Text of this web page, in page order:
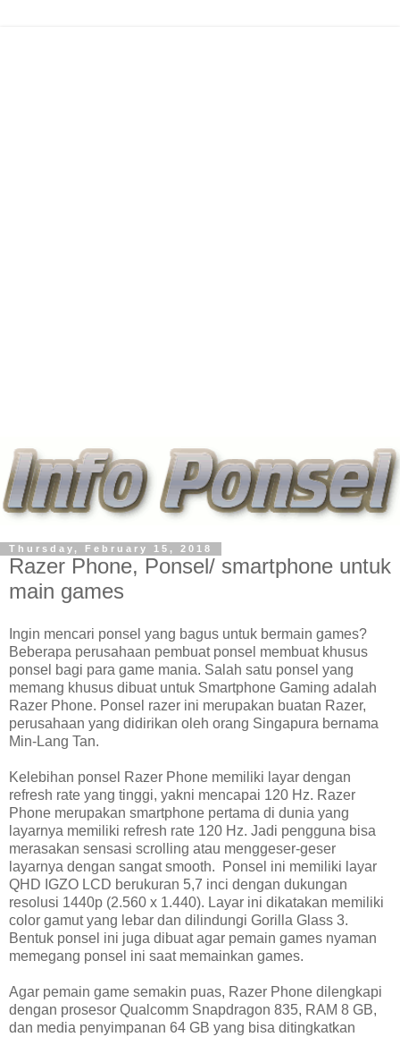
Thursday, February 15, 2018
Razer Phone, Ponsel/ smartphone untuk
main games
Ingin mencari ponsel yang bagus untuk bermain games?
Beberapa perusahaan pembuat ponsel membuat khusus
ponsel bagi para game mania. Salah satu ponsel yang
memang khusus dibuat untuk Smartphone Gaming adalah
Razer Phone. Ponsel razer ini merupakan buatan Razer,
perusahaan yang didirikan oleh orang Singapura bernama
Min-Lang Tan.
Kelebihan ponsel Razer Phone memiliki layar dengan
refresh rate yang tinggi, yakni mencapai 120 Hz. Razer
Phone merupakan smartphone pertama di dunia yang
layarnya memiliki refresh rate 120 Hz. Jadi pengguna bisa
merasakan sensasi scrolling atau menggeser-geser
layarnya dengan sangat smooth. Ponsel ini memiliki layar
QHD IGZO LCD berukuran 5,7 inci dengan dukungan
resolusi 1440p (2.560 x 1.440). Layar ini dikatakan memiliki
color gamut yang lebar dan dilindungi Gorilla Glass 3.
Bentuk ponsel ini juga dibuat agar pemain games nyaman
memegang ponsel ini saat memainkan games.
Agar pemain game semakin puas, Razer Phone dilengkapi
dengan prosesor Qualcomm Snapdragon 835, RAM 8 GB,
dan media penyimpanan 64 GB yang bisa ditingkatkan